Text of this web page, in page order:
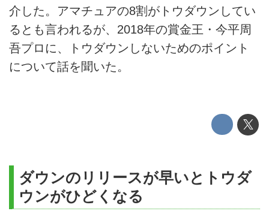
介した。アマチュアの8割がトウダウンしてい
るとも言われるが、2018年の賞金王・今平周
吾プロに、トウダウンしないためのポイント
について話を聞いた。
ダウンのリリースが早いとトウダ
ウンがひどくなる